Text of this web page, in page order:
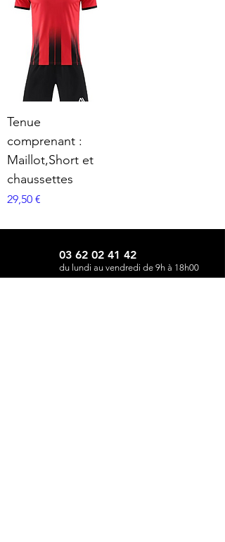
Tenue
comprenant :
Maillot,Short et
chaussettes
Prix
29,50 €
03 62 02 41 42
du lundi au vendredi de 9h à 18h00